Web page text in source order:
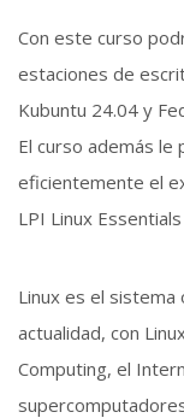
Con este curso
estaciones de
Kubuntu 24.04 y
El curso además
eficientemente el
LPI Linux
Linux es el
actualidad, con
Computing, el